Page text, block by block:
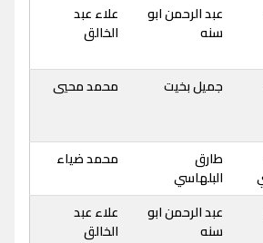
عبد الرحمن ابو
سنه
علاء عبد
الخالق
جميل بخيت محمد محيي
طارق
البلهاسي
محمد ضياء
عبد الرحمن ابو
سنه
علاء عبد
الخالق